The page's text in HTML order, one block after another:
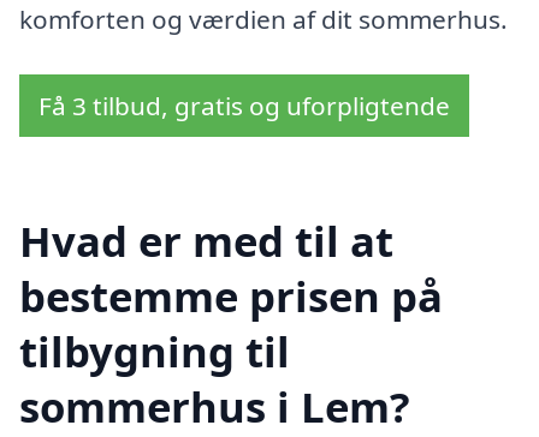
komforten og værdien af dit sommerhus.
Få 3 tilbud, gratis og uforpligtende
Hvad er med til at
bestemme prisen på
tilbygning til
sommerhus i Lem?